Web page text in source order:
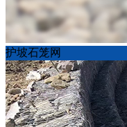
护坡石笼网